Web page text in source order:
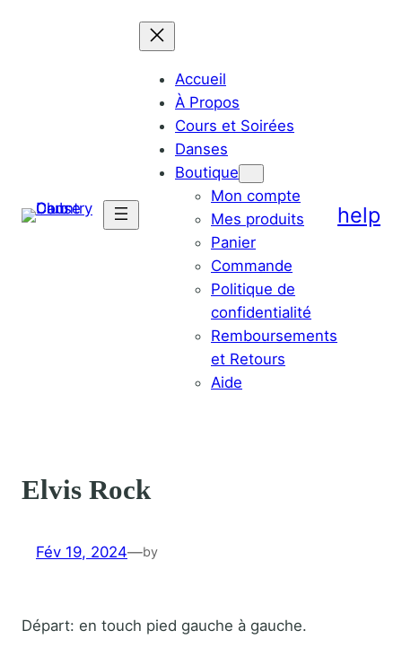
Accueil
À Propos
Cours et Soirées
Danses
Boutique
Mon compte
Mes produits
Panier
Commande
Politique de
confidentialité
Remboursements
et Retours
Aide
help
Elvis Rock
Fév 19, 2024—by
Départ: en touch pied gauche à gauche.